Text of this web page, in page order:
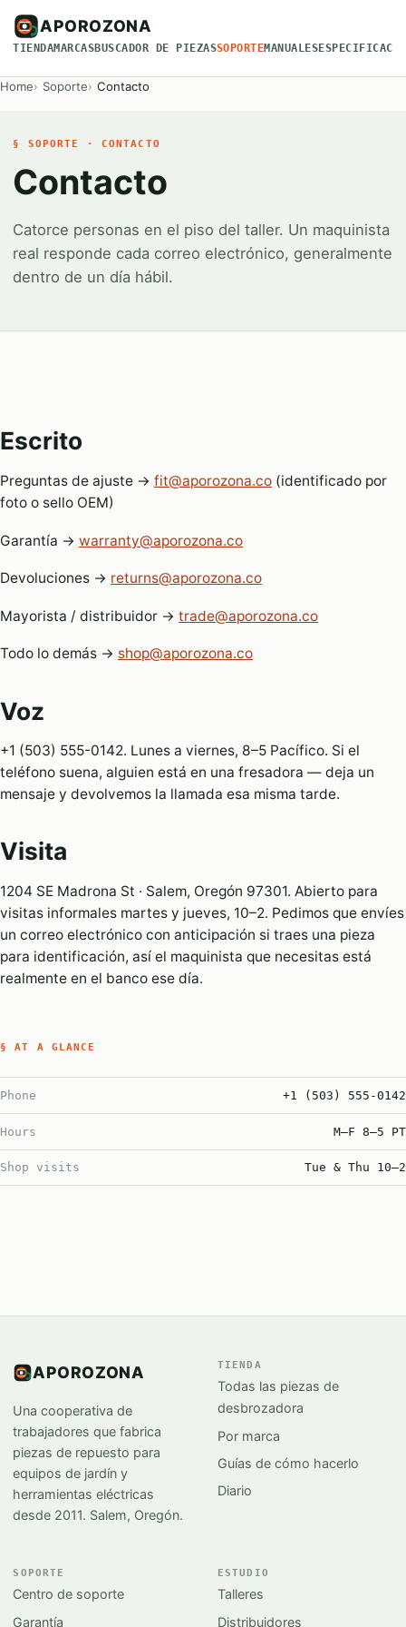
APOROZONA
TIENDAMARCASBUSCADOR DE PIEZASSOPORTEMANUALES
Home Soporte Contacto
§ SOPORTE · CONTACTO
Contacto
Catorce personas en el piso del taller. Un maquinista
real responde cada correo electrónico, generalmente
dentro de un día hábil.
Escrito
Preguntas de ajuste → fit@aporozona.co (identificado por
foto o sello OEM)
Garantía → warranty@aporozona.co
Devoluciones → returns@aporozona.co
Mayorista / distribuidor → trade@aporozona.co
Todo lo demás → shop@aporozona.co
Voz
+1 (503) 555-0142. Lunes a viernes, 8–5 Pacífico. Si el
teléfono suena, alguien está en una fresadora — deja un
mensaje y devolvemos la llamada esa misma tarde.
Visita
1204 SE Madrona St · Salem, Oregón 97301. Abierto para
visitas informales martes y jueves, 10–2. Pedimos que envíes
un correo electrónico con anticipación si traes una pieza
para identificación, así el maquinista que necesitas está
realmente en el banco ese día.
§ AT A GLANCE
Phone +1 (503) 555-0142
Hours M–F 8–5 PT
Shop visits Tue & Thu 10–2
APOROZONA
Una cooperativa de
trabajadores que fabrica
piezas de repuesto para
equipos de jardín y
herramientas eléctricas
desde 2011. Salem, Oregón.
TIENDA
Todas las piezas de
desbrozadora
Por marca
Guías de cómo hacerlo
Diario
SOPORTE
Centro de soporte
Garantía
ESTUDIO
Talleres
Distribuidores